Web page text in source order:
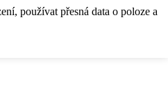
používat přesná data o poloze a